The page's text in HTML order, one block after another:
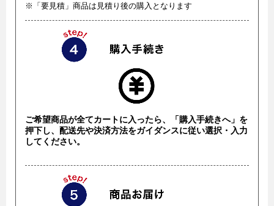
※「要見積」商品は見積り後の購入となります
ご希望商品が全てカートに入ったら、「購入手続きへ」を
押下し、配送先や決済方法をガイダンスに従い選択・入力
してください。